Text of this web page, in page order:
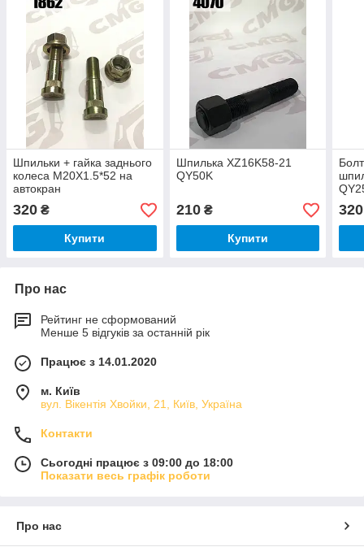
Шпильки + гайка заднього
колеса M20X1.5*52 на
автокран
50016001/511017001
320 ₴
Купити
Шпилька XZ16K58-21
QY50K
210₴
Купити
320
Про нас
Рейтинг не сформований
Менше 5 відгуків за останній рік
Працює з 14.01.2020
м. Київ
вул. Вікентія Хвойки, 21, Київ, Україна
Контакти
Сьогодні працює з 09:00 до 18:00
Показати весь графік роботи
Про нас